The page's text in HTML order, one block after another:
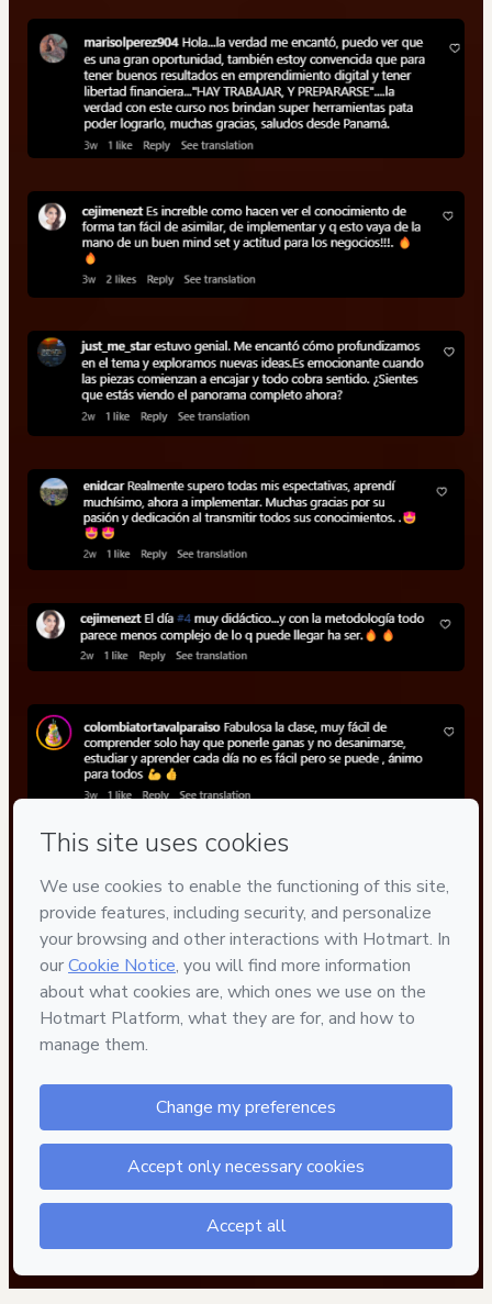
Your information is 100% secure
Safe purchase
Secure and authenticated environment
Approved content
100% reviewed and approved